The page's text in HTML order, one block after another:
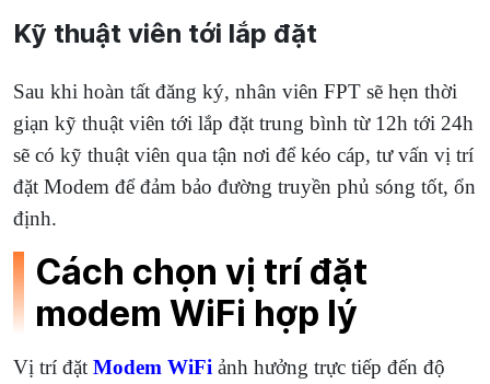
Kỹ thuật viên tới lắp đặt
Sau khi hoàn tất đăng ký, nhân viên FPT sẽ hẹn thời
giạn kỹ thuật viên tới lắp đặt trung bình từ 12h tới 24h
sẽ có kỹ thuật viên qua tận nơi để kéo cáp, tư vấn vị trí
đặt Modem để đảm bảo đường truyền phủ sóng tốt, ổn
định.
Cách chọn vị trí đặt
modem WiFi hợp lý
Vị trí đặt Modem WiFi ảnh hưởng trực tiếp đến độ